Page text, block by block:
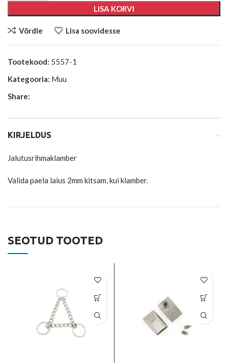
LISA KORVI
Võrdle Lisa soovidesse
Tootekood: 5557-1
Kategooria: Muu
Share:
KIRJELDUS
Jalutusrihmaklamber
Valida paela laius 2mm kitsam, kui klamber.
SEOTUD TOOTED